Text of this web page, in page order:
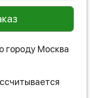
городу Москва